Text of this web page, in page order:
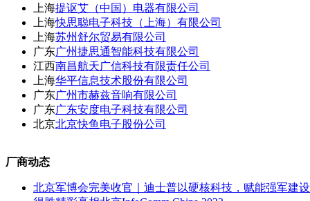
上海提讴艾（中国）电器有限公司
上海快思聪电子科技（上海）有限公司
上海苏州舒尔贸易有限公司
广东广州捷思通智能科技有限公司
江西南昌航天广信科技有限责任公司
上海华平信息技术股份有限公司
广东广州市赫兹音响有限公司
广东广东安度电子科技有限公司
北京北京快鱼电子股份公司
厂商动态
北京军博会完美收官｜迪士普以硬核科技，赋能强军建